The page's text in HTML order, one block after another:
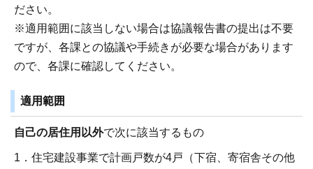
ださい。
※適用範囲に該当しない場合は協議報告書の提出は不要
ですが、各課との協議や手続きが必要な場合があります
ので、各課に確認してください。
適用範囲
自己の居住用以外で次に該当するもの
1．住宅建設事業で計画戸数が4戸（下宿、寄宿舎その他